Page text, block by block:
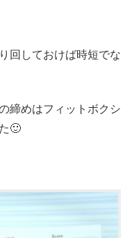
回しておけば時短でな
締めはフィットボクシ
🙂